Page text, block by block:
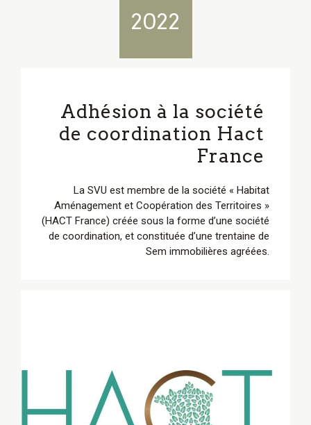
2022
Adhésion à la société
de coordination Hact
France
La SVU est membre de la société « Habitat
Aménagement et Coopération des Territoires »
(HACT France) créée sous la forme d’une société
de coordination, et constituée d’une trentaine de
Sem immobilières agréées.